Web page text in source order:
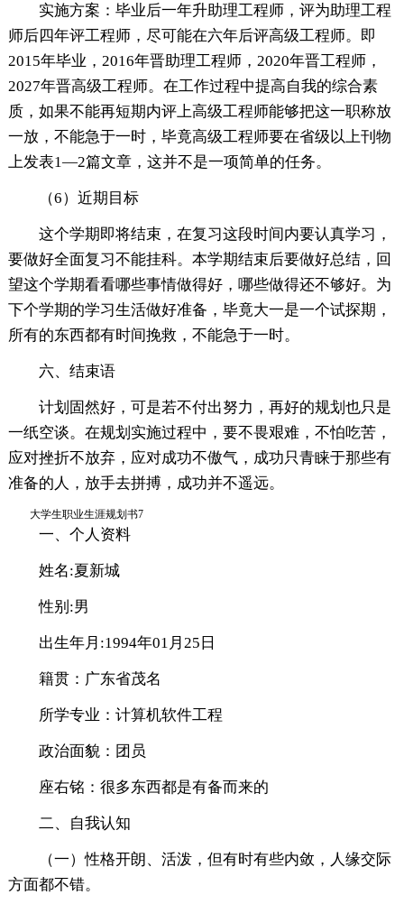
实施方案：毕业后一年升助理工程师，评为助理工程
师后四年评工程师，尽可能在六年后评高级工程师。即
2015年毕业，2016年晋助理工程师，2020年晋工程师，
2027年晋高级工程师。在工作过程中提高自我的综合素
质，如果不能再短期内评上高级工程师能够把这一职称放
一放，不能急于一时，毕竟高级工程师要在省级以上刊物
上发表1—2篇文章，这并不是一项简单的任务。
（6）近期目标
这个学期即将结束，在复习这段时间内要认真学习，
要做好全面复习不能挂科。本学期结束后要做好总结，回
望这个学期看看哪些事情做得好，哪些做得还不够好。为
下个学期的学习生活做好准备，毕竟大一是一个试探期，
所有的东西都有时间挽救，不能急于一时。
六、结束语
计划固然好，可是若不付出努力，再好的规划也只是
一纸空谈。在规划实施过程中，要不畏艰难，不怕吃苦，
应对挫折不放弃，应对成功不傲气，成功只青睐于那些有
准备的人，放手去拼搏，成功并不遥远。
大学生职业生涯规划书7
一、个人资料
姓名:夏新城
性别:男
出生年月:1994年01月25日
籍贯：广东省茂名
所学专业：计算机软件工程
政治面貌：团员
座右铭：很多东西都是有备而来的
二、自我认知
（一）性格开朗、活泼，但有时有些内敛，人缘交际
方面都不错。